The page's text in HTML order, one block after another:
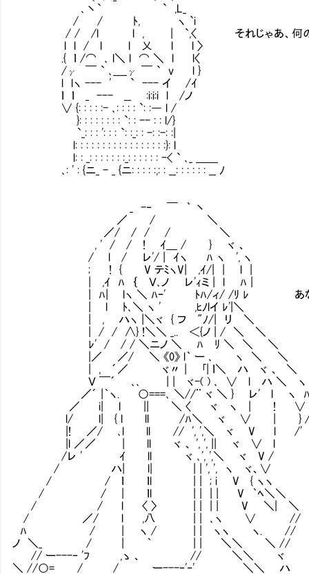
､丶` ` ,L_
/ / ﾄ, ヽ `i
/ / /l l , | `,〈 それじゃあ、何の用事
l l / l l 乂 l l 〉
.{ ｌ /⌒ ､ l＼ l ⌒ ＼ l l〈
/γ ￣ ` ､____γ ￣ ` v l }
l lヽ --- ' ` --- イ /ｲ
ｌ ｌ _ --- __ :i:i:i l /ノ
∨ {: : : : :- ､: : : : `: :― l /
}: : : : : : : : `: : -- : : l/}
`_: : : ': : : `: :_: : -: :-: :|
l: : : : : : : : : : : : : : : : :}: l
l: : _: : : : : : :_: : : : : : -< ` ､_ ＿＿
､: ' : {ニ_ - _ {ニ: : : : :,: : __: : : : : : __ ﾉ
_ -‐ ￣ ｀ 丶
／ / ＼
／/ / / / ＼
, ' / / ! ｲ＿ / } ヾ 、
/ l / レ'/ | ｲヽ ﾊ ヽ ', ヽ
; ! { V テﾐヽV| ,ｲ/| | l |
| ,ｲ ﾊ ｛ Ｖ､ノ レ'ｨミ | l ﾊ |
| ﾊ| lヽ ＼ ﾊｰ' ﾄﾊ/ィ/ /ﾘ ﾚ あなたの婚約・・・
| l ﾄ､＼ ヽ ' ,ﾋﾉlイ ﾚ'|＼
| , ハヽ |＼ヾ { フ "ﾉ/| リ
| / / ∧} !＼＼ _.. ＜{ノ | / ＼ ＼
ﾚ' / / / ＼ニノ ＼ ﾊ ﾘ ＼ ＼ ＼ で、領地が増
|／ ／/ ＼ 《0》 l｀ ー ､ ヽ ＼ ＼
| , ´／ ヾ〃 | ｢| ｌ＼ ハ ヾ 、
Ｖ ￣´ ､､ | | ヾ-( ) ､ ∨ l ハ ＼ ヽ
／´ |｀ヽ. ○===､ ＼//¨ ヾ ＼ } レ' l ヽ
／ i| l || ＼ 〈 ヾ ヽ | ! ∨
l/ l| { l ll /ﾊ＼ ヾ ∨ | }
|! ／/ ､l ll // ', ',＼ ヾ V l /'
|l ／／ | ll ヾ 、 ', ', || ヾ ∨ l
/レ ' ｲ ll ヾ ､', ',＼ ヾ V /
/ ハ| l| | | ', ', ヽ ヾ、∨
/ / ｌ ｌl | | ; i V { ヽヽ
/ / | ｌl | | | | V ｀ﾍ＼＼
/ / l 〈 〉 | | | | V ＼| ＼
/ ／/ l ,八 | | ､ヽ ∨ //
ﾊ / | ヽ / | | ヽヽ ヽ. //
ノ ＼_ / | ｀ | | ＼＼ ＼ //
// ー---‐ 'ﾌ ,ゝ 、 // ＼＼ ヾ
＼ //○= / / ー---‐'‐' ＼＼ ハ